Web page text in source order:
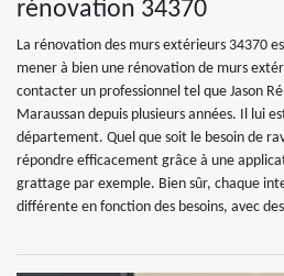
rénovation 34370
La rénovation des murs extérieurs 34370
mener à bien une rénovation de murs
contacter un professionnel tel que Jason
Maraussan depuis plusieurs années. Il lui
département. Quel que soit le besoin de
répondre efficacement grâce à une
grattage par exemple. Bien sûr, chaque
différente en fonction des besoins, avec